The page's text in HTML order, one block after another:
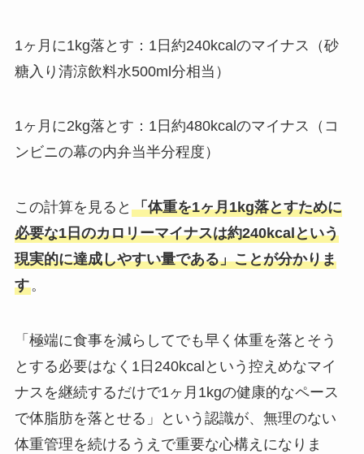
1ヶ月に1kg落とす：1日約240kcalのマイナス（砂
糖入り清涼飲料水500ml分相当）
1ヶ月に2kg落とす：1日約480kcalのマイナス（コ
ンビニの幕の内弁当半分程度）
この計算を見ると 「体重を1ヶ月1kg落とすために
必要な1日のカロリーマイナスは約240kcalという
現実的に達成しやすい量である」ことが分かりま
す。
「極端に食事を減らしてでも早く体重を落とそう
とする必要はなく1日240kcalという控えめなマイ
ナスを継続するだけで1ヶ月1kgの健康的なペース
で体脂肪を落とせる」という認識が、無理のない
体重管理を続けるうえで重要な心構えになりま